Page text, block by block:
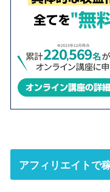
アフィリエイトで